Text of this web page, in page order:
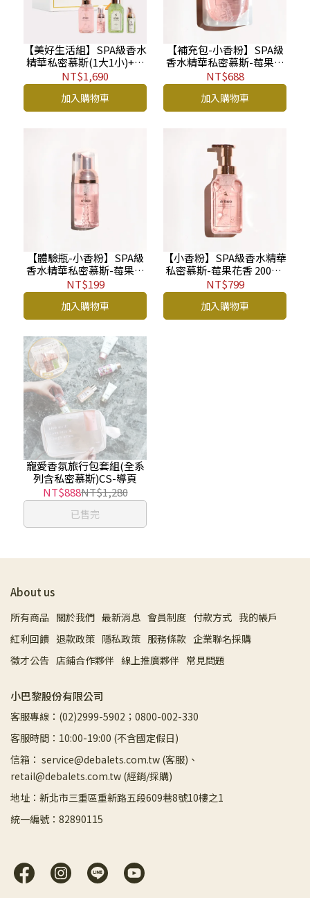
【美好生活組】SPA級香水
精華私密慕斯(1大1小)+貼
身精緻衣物手洗精(1大1小)
NT$1,690
加入購物車
【補充包-小香粉】SPA級
香水精華私密慕斯-莓果花
香 250ml BP
NT$688
加入購物車
【體驗瓶-小香粉】SPA級
香水精華私密慕斯-莓果花
香 40ml BP
NT$199
加入購物車
【小香粉】SPA級香水精華
私密慕斯-莓果花香 200ml
BP
NT$799
加入購物車
寵愛香氛旅行包套組(全系
列含私密慕斯)CS-導頁
NT$888NT$1,280
已售完
About us
所有商品 關於我們 最新消息 會員制度 付款方式 我的帳戶
紅利回饋 退款政策 隱私政策 服務條款 企業聯名採購
徵才公告 店鋪合作夥伴 線上推廣夥伴 常見問題
小巴黎股份有限公司
客服專線：(02)2999-5902；0800-002-330
客服時間：10:00-19:00 (不含國定假日)
信箱： service@debalets.com.tw (客服)、
retail@debalets.com.tw (經銷/採購)
地址：新北市三重區重新路五段609巷8號10樓之1
統一編號：82890115